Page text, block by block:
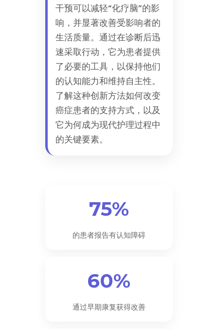
干预可以减轻“化疗脑”的影
响，并显著改善受影响者的
生活质量。通过在诊断后迅
速采取行动，它为患者提供
了必要的工具，以保持他们
的认知能力和维持自主性。
了解这种创新方法如何改变
癌症患者的支持方式，以及
它为何成为现代护理过程中
的关键要素。
75%
的患者报告有认知障碍
60%
通过早期康复获得改善